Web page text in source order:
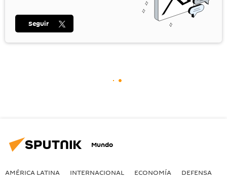
Seguir
Mundo
AMÉRICA LATINA INTERNACIONAL ECONOMÍA DEFENSA